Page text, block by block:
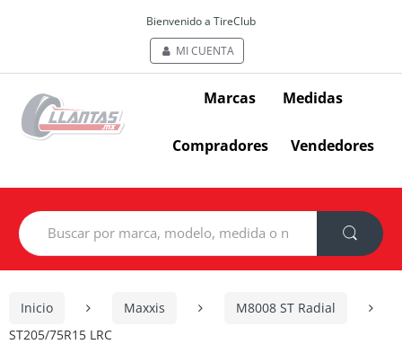
Bienvenido a TireClub
MI CUENTA
Marcas Medidas
Compradores Vendedores
Search
for:
Inicio Maxxis
M8008 ST Radial
ST205/75R15 LRC